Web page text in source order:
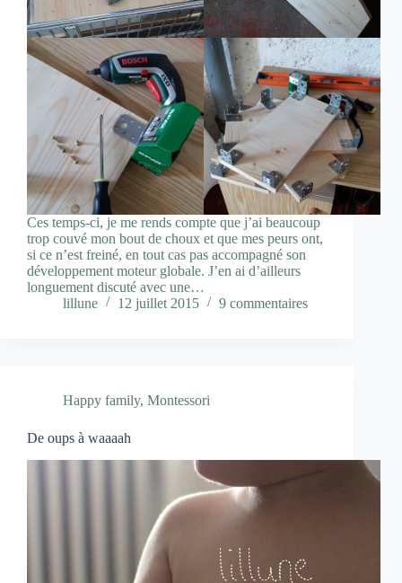
Ces temps-ci, je me rends compte que j’ai beaucoup
trop couvé mon bout de choux et que mes peurs ont,
si ce n’est freiné, en tout cas pas accompagné son
développement moteur globale. J’en ai d’ailleurs
longuement discuté avec une…
lillune
12 juillet 2015 9 commentaires
Happy family, Montessori
De oups à waaaah